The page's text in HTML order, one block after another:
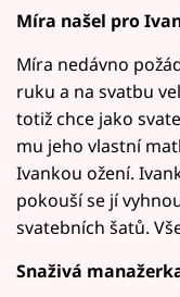
Míra našel pro
Míra nedávno
ruku a na svatbu
totiž chce jako
mu jeho vlastní
Ivankou ožení.
pokouší se jí
svatebních šatů.
Snaživá